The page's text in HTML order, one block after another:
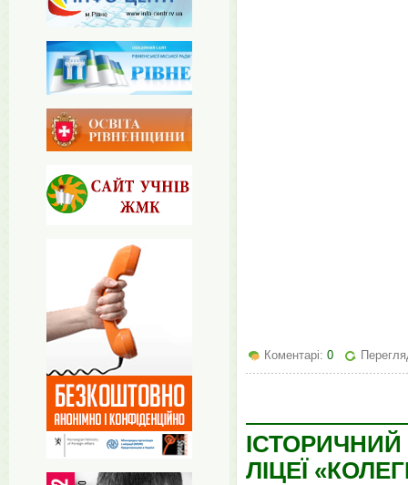
Коментарі: 0
ЛІЦЕЇ